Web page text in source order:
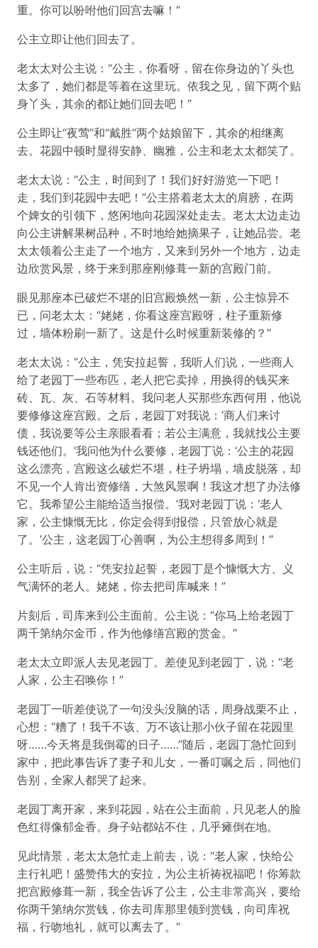
重。你可以吩咐他们回宫去嘛！”
公主立即让他们回去了。
老太太对公主说：“公主，你看呀，留在你身边的丫头也
太多了，她们都是等着在这里玩。依我之见，留下两个贴
身丫头，其余的都让她们回去吧！”
公主即让“夜莺”和“戴胜”两个姑娘留下，其余的相继离
去。花园中顿时显得安静、幽雅，公主和老太太都笑了。
老太太说：“公主，时间到了！我们好好游览一下吧！
走，我们到花园中去吧！”公主搭着老太太的肩膀，在两
个婢女的引领下，悠闲地向花园深处走去。老太太边走边
向公主讲解果树品种，不时地给她摘果子，让她品尝。老
太太领着公主走了一个地方，又来到另外一个地方，边走
边欣赏风景，终于来到那座刚修葺一新的宫殿门前。
眼见那座本已破烂不堪的旧宫殿焕然一新，公主惊异不
已，问老太太：“姥姥，你看这座宫殿呀，柱子重新修
过，墙体粉刷一新了。这是什么时候重新装修的？”
老太太说：“公主，凭安拉起誓，我听人们说，一些商人
给了老园丁一些布匹，老人把它卖掉，用换得的钱买来
砖、瓦、灰、石等材料。我问老人买那些东西何用，他说
要修修这座宫殿。之后，老园丁对我说：‘商人们来讨
债，我说要等公主亲眼看看；若公主满意，我就找公主要
钱还他们。’我问他为什么要修，老园丁说：‘公主的花园
这么漂亮，宫殿这么破烂不堪，柱子坍塌，墙皮脱落，却
不见一个人肯出资修缮，大煞风景啊！我这才想了办法修
它。我希望公主能给适当报偿。’我对老园丁说：‘老人
家，公主慷慨无比，你定会得到报偿，只管放心就是
了。’公主，这老园丁心善啊，为公主想得多周到！”
公主听后，说：“凭安拉起誓，老园丁是个慷慨大方、义
气满怀的老人。姥姥，你去把司库喊来！”
片刻后，司库来到公主面前。公主说：“你马上给老园丁
两千第纳尔金币，作为他修缮宫殿的赏金。”
老太太立即派人去见老园丁。差使见到老园丁，说：“老
人家，公主召唤你！”
老园丁一听差使说了一句没头没脑的话，周身战栗不止，
心想：“糟了！我千不该、万不该让那小伙子留在花园里
呀……今天将是我倒霉的日子……”随后，老园丁急忙回到
家中，把此事告诉了妻子和儿女，一番叮嘱之后，同他们
告别，全家人都哭了起来。
老园丁离开家，来到花园，站在公主面前，只见老人的脸
色红得像郁金香。身子站都站不住，几乎瘫倒在地。
见此情景，老太太急忙走上前去，说：“老人家，快给公
主行礼吧！盛赞伟大的安拉，为公主祈祷祝福吧！你筹款
把宫殿修葺一新，我全告诉了公主，公主非常高兴，要给
你两千第纳尔赏钱，你去司库那里领到赏钱，向司库祝
福，行吻地礼，就可以离去了。”